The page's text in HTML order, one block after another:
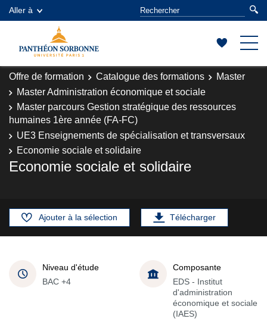
Aller à
Offre de formation Catalogue des formations
Master
Master Administration économique et sociale
Master parcours Gestion stratégique des ressources
humaines 1ère année (FA-FC)
UE3 Enseignements de spécialisation et transversaux
Economie sociale et solidaire
Economie sociale et solidaire
Ajouter à la sélection Télécharger
Niveau d'étude
BAC +4
Composante
EDS - Institut
d'administration
économique et sociale
(IAES)